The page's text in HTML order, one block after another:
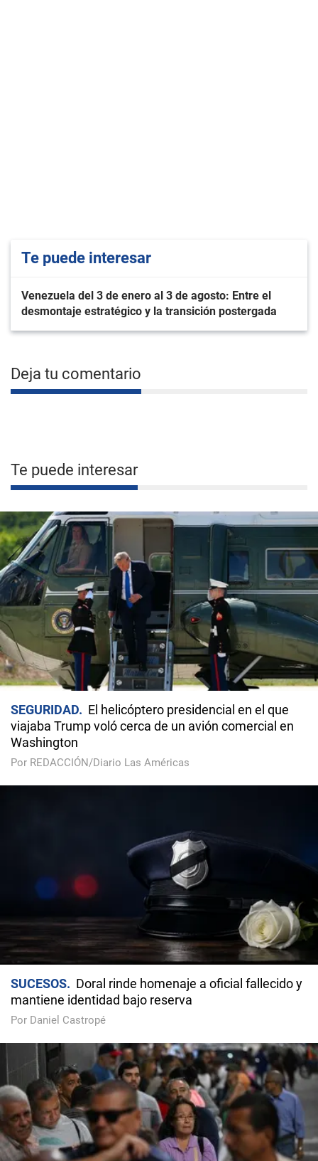
Te puede interesar
Venezuela del 3 de enero al 3 de agosto: Entre el
desmontaje estratégico y la transición postergada
Deja tu comentario
Te puede interesar
SEGURIDAD
El helicóptero presidencial en el que
viajaba Trump voló cerca de un avión comercial en
Washington
Por REDACCIÓN/Diario Las Américas
SUCESOS
Doral rinde homenaje a oficial fallecido y
mantiene identidad bajo reserva
Por Daniel Castropé